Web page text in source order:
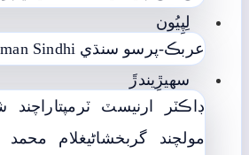
لِپِيُون
عربڪ-پرسو سنڌي Sindhi
سھيڙِيندڙَ
ڊاڪٽر ارنيسٽ ٽرمپتاراچند
مولچند گربخشاڻيغلام محمد